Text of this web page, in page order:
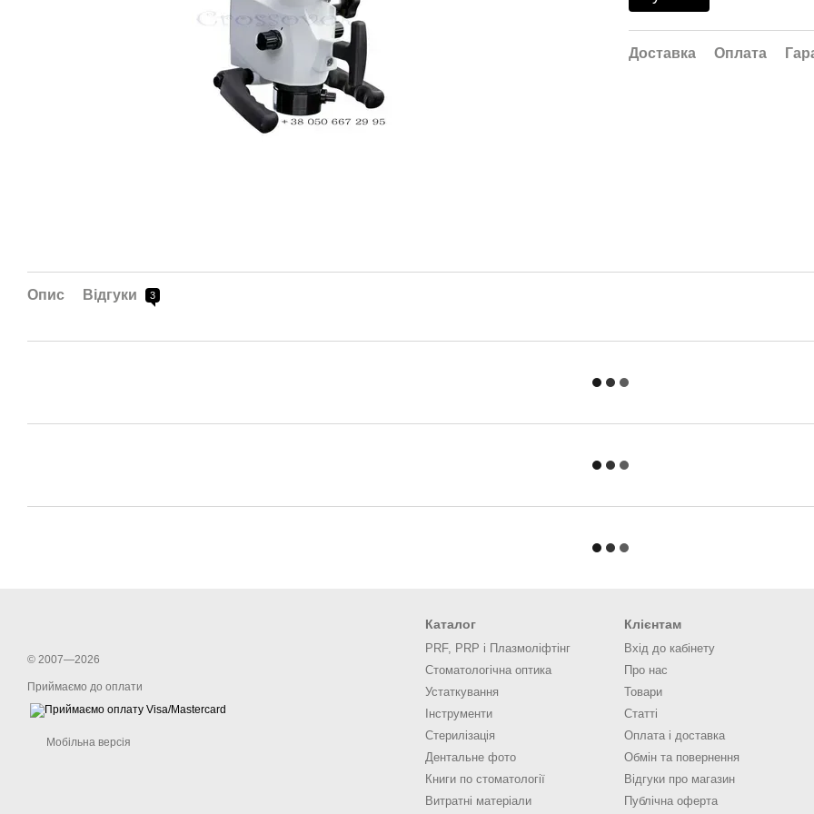
Доставка Оплата
Опис Відгуки 3
© 2007—2026
Приймаємо до оплати
Мобільна версія
Каталог
PRF, PRP і Плазмоліфтінг
Стоматологічна оптика
Устаткування
Інструменти
Стерилізація
Дентальне фото
Книги по стоматології
Витратні матеріали
Клієнтам
Вхід до кабінету
Про нас
Товари
Статті
Оплата і доставка
Обмін та повернення
Відгуки про магазин
Публічна оферта